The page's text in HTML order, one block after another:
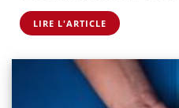
LIRE L'ARTICLE